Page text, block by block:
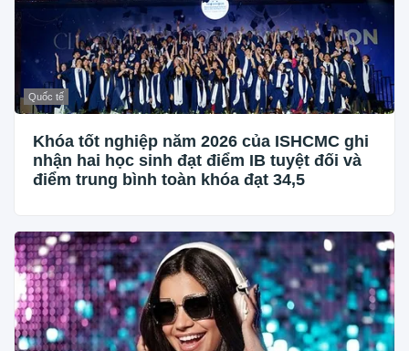
Quốc tế
Khóa tốt nghiệp năm 2026 của ISHCMC ghi
nhận hai học sinh đạt điểm IB tuyệt đối và
điểm trung bình toàn khóa đạt 34,5